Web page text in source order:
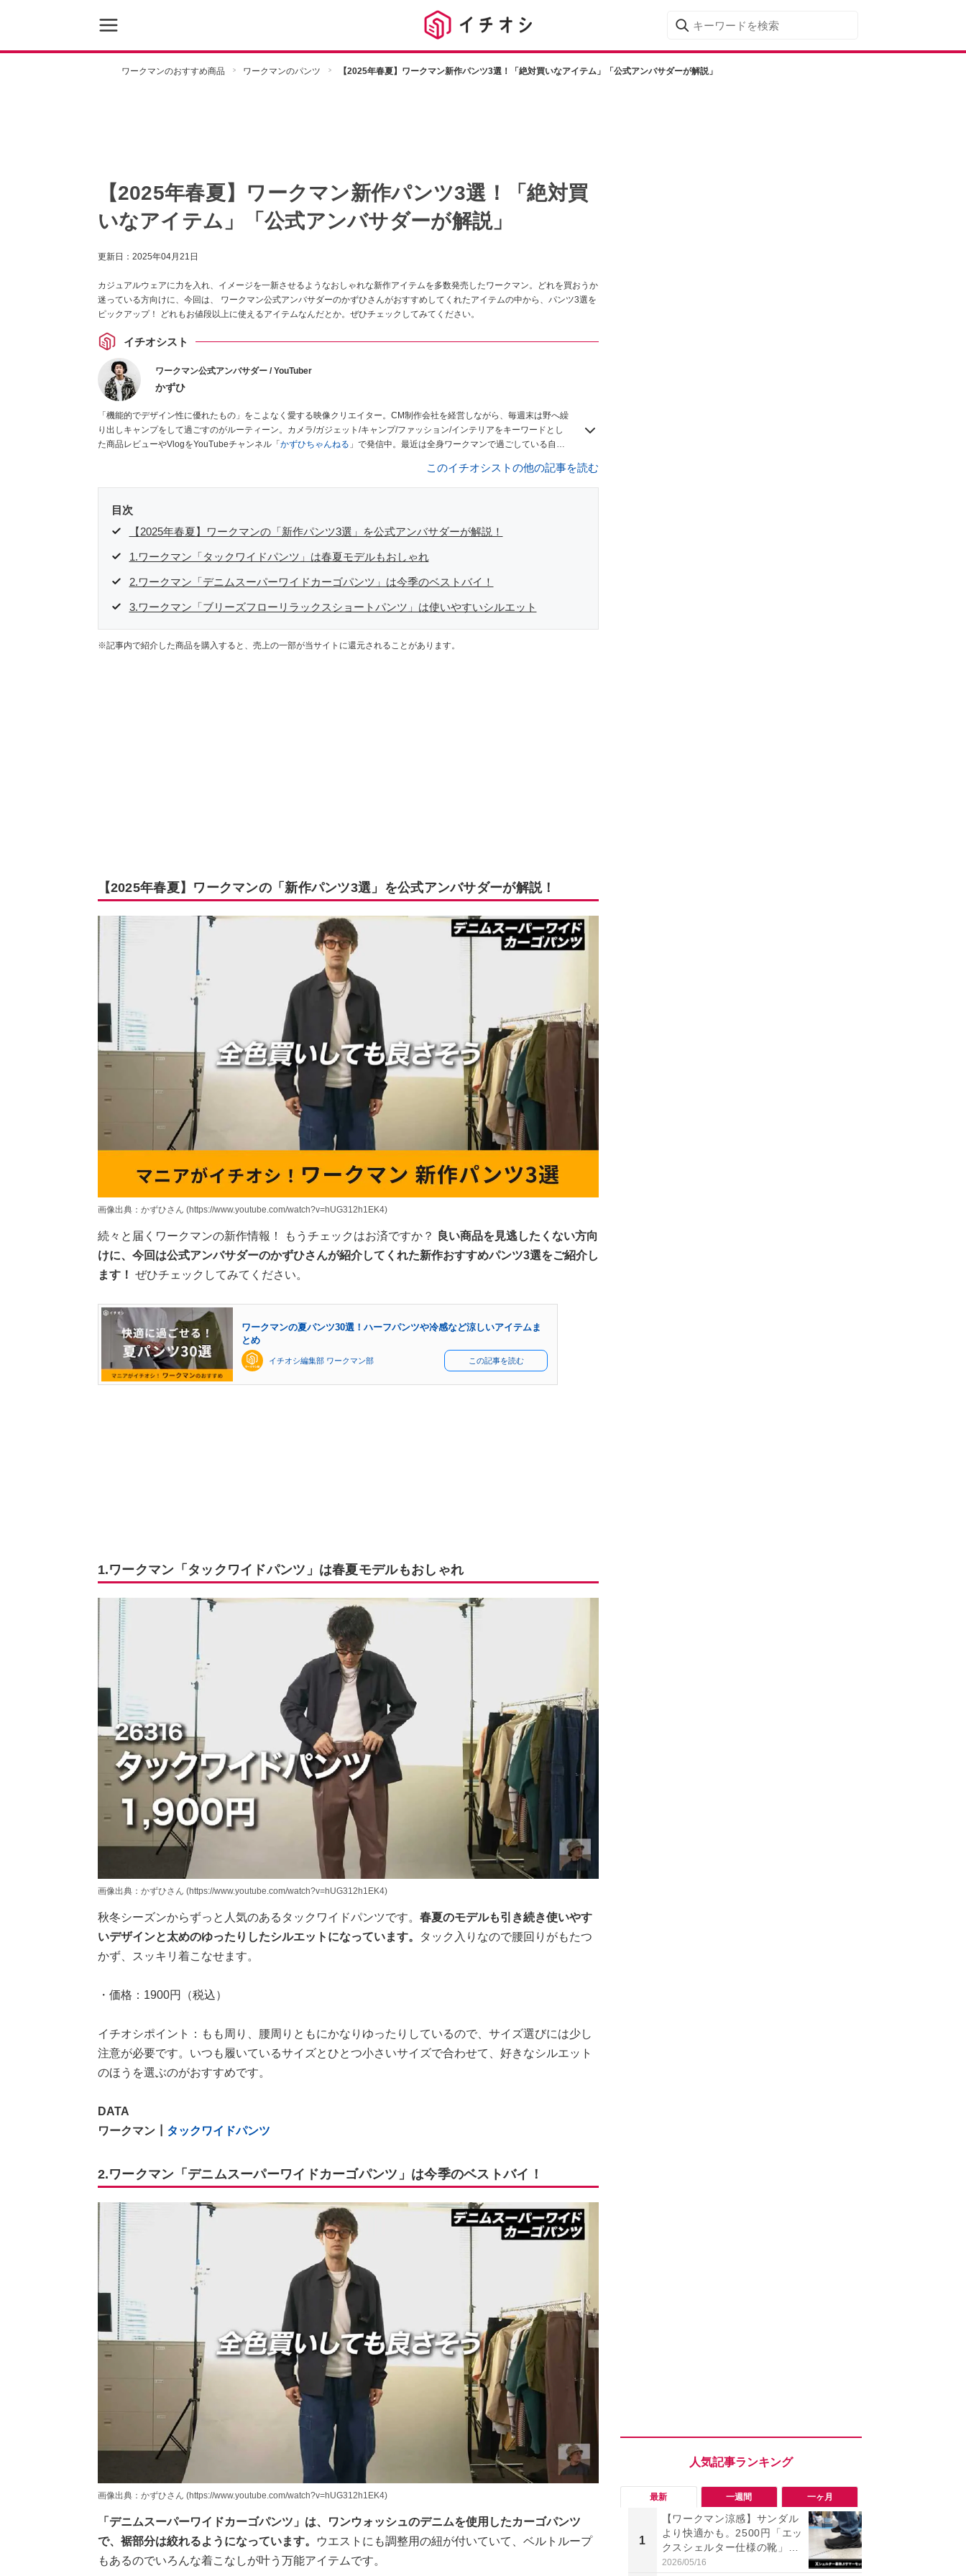
ワークマンのおすすめ商品 ワークマンのパンツ 【2025年春夏】ワークマン新作パンツ3選！「絶対買いなアイテム」「公式アンバサダーが解説」
【2025年春夏】ワークマン新作パンツ3選！「絶対買
いなアイテム」「公式アンバサダーが解説」
更新日： 2025年04月21日
カジュアルウェアに力を入れ、イメージを一新させるようなおしゃれな新作アイテムを多数発売したワークマン。どれを買おうか
迷っている方向けに、今回は、 ワークマン公式アンバサダーのかずひさんがおすすめしてくれたアイテムの中から、パンツ3選を
ピックアップ！ どれもお値段以上に使えるアイテムなんだとか。ぜひチェックしてみてください。
イチオシスト
ワークマン公式アンバサダー / YouTuber
かずひ
「機能的でデザイン性に優れたもの」をこよなく愛する映像クリエイター。CM制作会社を経営しながら、毎週末は野へ繰
り出しキャンプをして過ごすのがルーティーン。カメラ/ガジェット/キャンプ/ファッション/インテリアをキーワードとし
た商品レビューやVlogをYouTubeチャンネル「 かずひちゃんねる 」で発信中。最近は全身ワークマンで過ごしている自称
このイチオシストの他の記事を読む
目次
【2025年春夏】ワークマンの「新作パンツ3選」を公式アンバサダーが解説！
1.ワークマン「タックワイドパンツ」は春夏モデルもおしゃれ
2.ワークマン「デニムスーパーワイドカーゴパンツ」は今季のベストバイ！
3.ワークマン「ブリーズフローリラックスショートパンツ」は使いやすいシルエット
※記事内で紹介した商品を購入すると、売上の一部が当サイトに還元されることがあります。
【2025年春夏】ワークマンの「新作パンツ3選」を公式アンバサダーが解説！
画像出典：かずひさん (https://www.youtube.com/watch?v=hUG312h1EK4)
続々と届くワークマンの新作情報！ もうチェックはお済ですか？
良い商品を見逃したくない方向
けに、今回は公式アンバサダーのかずひさんが紹介してくれた新作おすすめパンツ3選をご紹介し
ます！ ぜひチェックしてみてください。
ワークマンの夏パンツ30選！ハーフパンツや冷感など涼しいアイテムま
とめ
イチオシ編集部 ワークマン部 この記事を読む
1.ワークマン「タックワイドパンツ」は春夏モデルもおしゃれ
画像出典：かずひさん (https://www.youtube.com/watch?v=hUG312h1EK4)
秋冬シーズンからずっと人気のあるタックワイドパンツです。 春夏のモデルも引き続き使いやす
いデザインと太めのゆったりしたシルエットになっています。
タック入りなので腰回りがもたつ
かず、スッキリ着こなせます。
・価格：1900円（税込）
イチオシポイント：もも周り、腰周りともにかなりゆったりしているので、サイズ選びには少し
注意が必要です。いつも履いているサイズとひとつ小さいサイズで合わせて、好きなシルエット
のほうを選ぶのがおすすめです。
DATA
ワークマン┃ タックワイドパンツ
2.ワークマン「デニムスーパーワイドカーゴパンツ」は今季のベストバイ！
画像出典：かずひさん (https://www.youtube.com/watch?v=hUG312h1EK4)
「デニムスーパーワイドカーゴパンツ」は、ワンウォッシュのデニムを使用したカーゴパンツ
で、裾部分は絞れるようになっています。
ウエストにも調整用の紐が付いていて、ベルトループ
もあるのでいろんな着こなしが叶う万能アイテムです。
最新 一週間 一ヶ月
1
【ワークマン涼感】サンダル
より快適かも。2500円「エッ
クスシェルター仕様の靴」が
今夏の正解！
2026/05/16